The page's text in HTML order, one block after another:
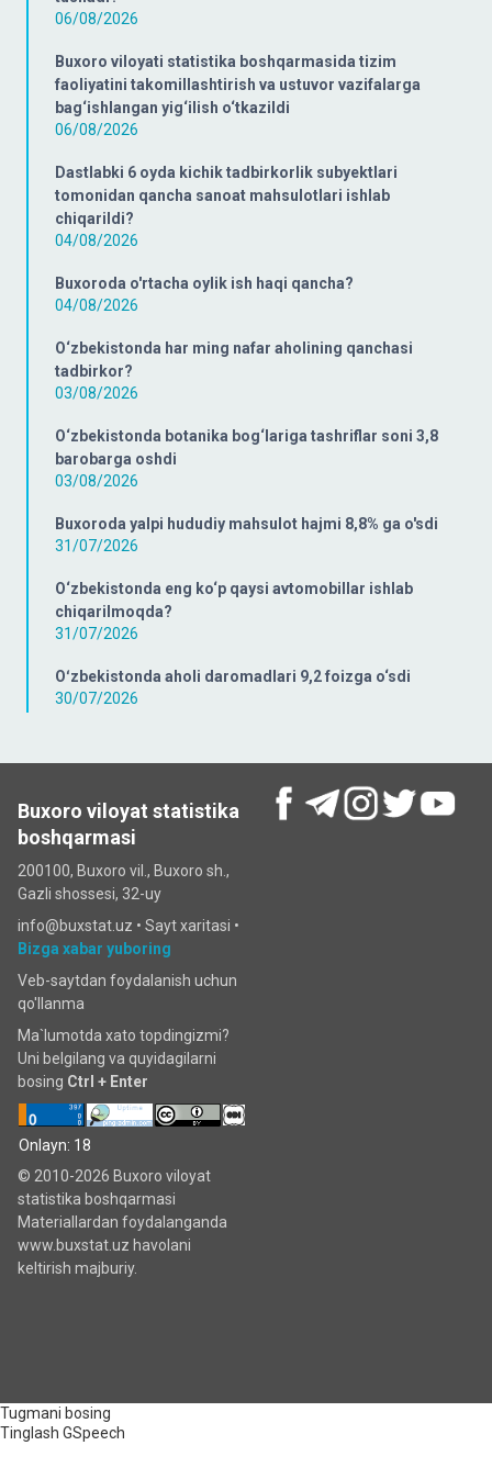
06/08/2026
Buxoro viloyati statistika boshqarmasida tizim
faoliyatini takomillashtirish va ustuvor vazifalarga
bag‘ishlangan yig‘ilish o‘tkazildi
06/08/2026
Dastlabki 6 oyda kichik tadbirkorlik subyektlari
tomonidan qancha sanoat mahsulotlari ishlab
chiqarildi?
04/08/2026
Buxoroda o'rtacha oylik ish haqi qancha?
04/08/2026
O‘zbekistonda har ming nafar aholining qanchasi
tadbirkor?
03/08/2026
O‘zbekistonda botanika bog‘lariga tashriflar soni 3,8
barobarga oshdi
03/08/2026
Buxoroda yalpi hududiy mahsulot hajmi 8,8% ga o'sdi
31/07/2026
O‘zbekistonda eng ko‘p qaysi avtomobillar ishlab
chiqarilmoqda?
31/07/2026
Oʻzbekistonda aholi daromadlari 9,2 foizga o‘sdi
30/07/2026
Buxoro viloyat statistika
boshqarmasi
200100, Buxoro vil., Buxoro sh.,
Gazli shossesi, 32-uy
info@buxstat.uz • Sayt xaritasi •
Bizga xabar yuboring
Veb-saytdan foydalanish uchun
qo'llanma
Ma`lumotda xato topdingizmi?
Uni belgilang va quyidagilarni
bosing Ctrl + Enter
Onlayn: 18
© 2010-2026 Buxoro viloyat
statistika boshqarmasi
Materiallardan foydalanganda
www.buxstat.uz havolani
keltirish majburiy.
Tugmani bosing
Tinglash GSpeech